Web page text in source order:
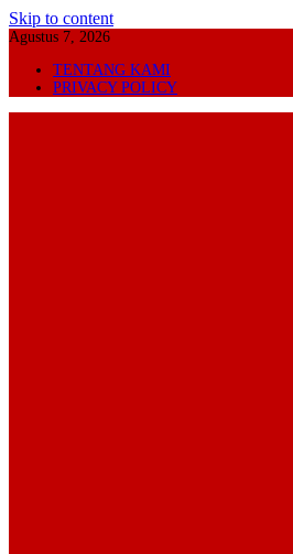
Skip to content
Agustus 7, 2026
TENTANG KAMI
PRIVACY POLICY